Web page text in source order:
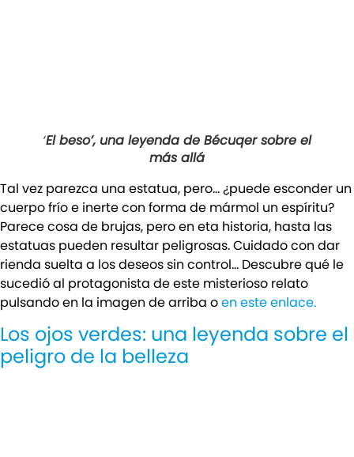
‘El beso’, una leyenda de Bécuqer sobre el
más allá
Tal vez parezca una estatua, pero… ¿puede esconder un
cuerpo frío e inerte con forma de mármol un espíritu?
Parece cosa de brujas, pero en eta historia, hasta las
estatuas pueden resultar peligrosas. Cuidado con dar
rienda suelta a los deseos sin control… Descubre qué le
sucedió al protagonista de este misterioso relato
pulsando en la imagen de arriba oen este enlace.
Los ojos verdes: una leyenda sobre el
peligro de la belleza